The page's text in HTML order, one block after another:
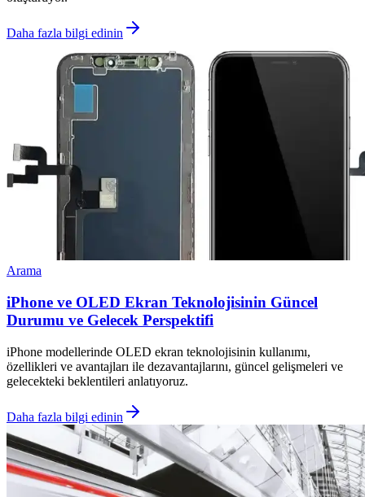
Daha fazla bilgi edinin
Arama
iPhone ve OLED Ekran Teknolojisinin Güncel
Durumu ve Gelecek Perspektifi
iPhone modellerinde OLED ekran teknolojisinin kullanımı,
özellikleri ve avantajları ile dezavantajlarını, güncel gelişmeleri ve
gelecekteki beklentileri anlatıyoruz.
Daha fazla bilgi edinin